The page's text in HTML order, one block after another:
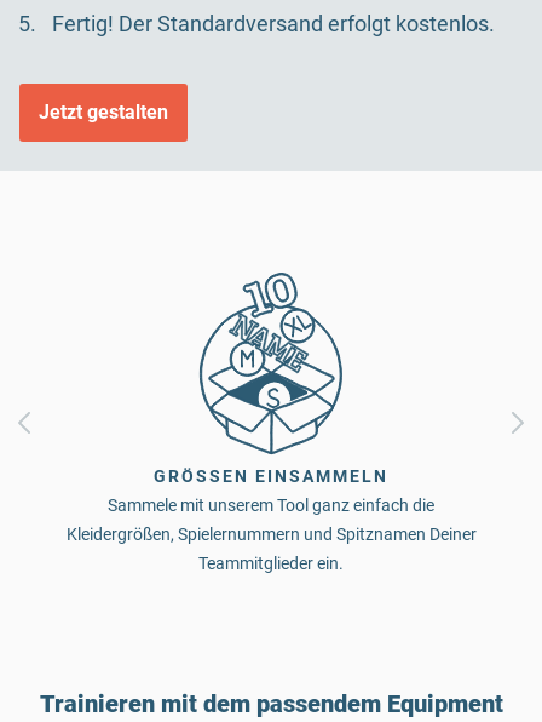
Fertig! Der Standardversand erfolgt kostenlos.
Jetzt gestalten
GRÖSSEN EINSAMMELN
Sammele mit unserem Tool ganz einfach die
Kleidergrößen, Spielernummern und Spitznamen Deiner
Teammitglieder ein.
Trainieren mit dem passendem Equipment